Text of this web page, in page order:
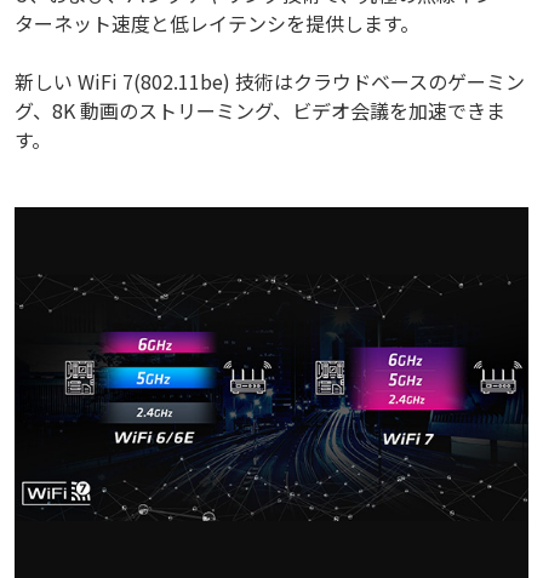
ターネット速度と低レイテンシを提供します。
新しい WiFi 7(802.11be) 技術はクラウドベースのゲーミン
グ、8K 動画のストリーミング、ビデオ会議を加速できま
す。